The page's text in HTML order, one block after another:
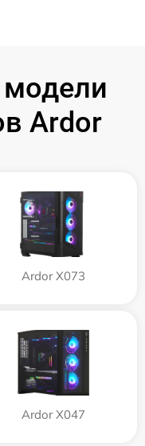
Ardor
Ardor X073
Ardor X047